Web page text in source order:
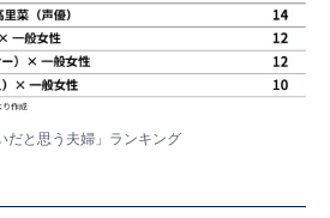
だと思う夫婦」ランキング